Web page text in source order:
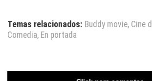
Temas relacionados: Buddy movie, Cine
Comedia, En portada